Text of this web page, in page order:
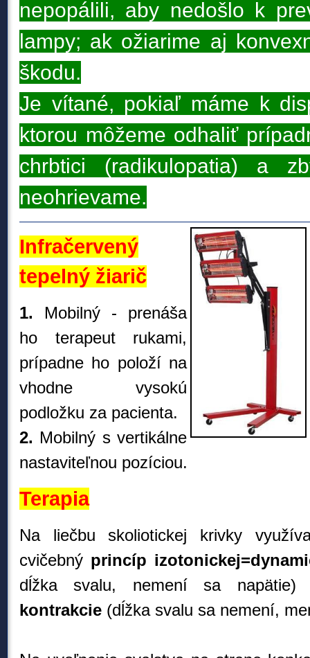
nepopálili, aby nedošlo k
lampy; ak ožiarime aj
škodu.
Je vítané, pokiaľ máme k
ktorou môžeme odhaliť
chrbtici (radikulopatia) a
neohrievame.
Infračervený
tepelný žiarič
1. Mobilný - prenáša
ho terapeut rukami,
prípadne ho položí na
vhodne vysokú
podložku za pacienta.
2. Mobilný s vertikálne
nastaviteľnou pozíciou.
Terapia
Na liečbu skoliotickej krivky
cvičebný princíp
dĺžka svalu, nemení sa
kontrakcie (dĺžka svalu sa nemení,